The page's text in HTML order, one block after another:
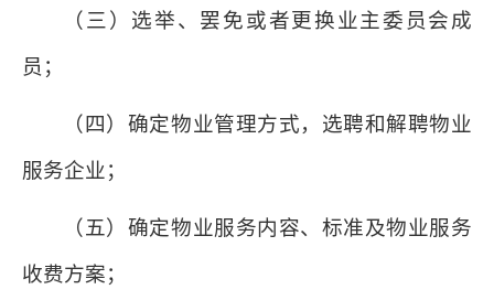
（三）选举、罢免或者更换业主委员会成
员；
（四）确定物业管理方式，选聘和解聘物业
服务企业；
（五）确定物业服务内容、标准及物业服务
收费方案；